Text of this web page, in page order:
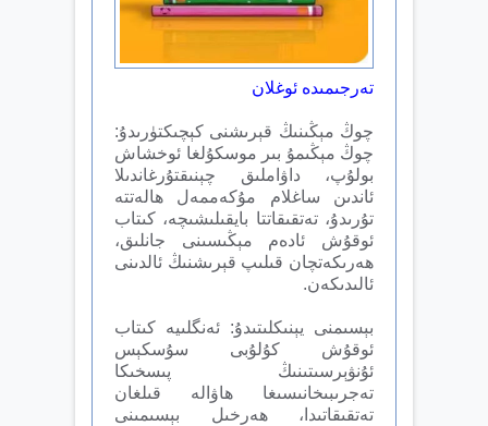
تەرجىمىدە ئوغلان
چوڭ مېڭىنىڭ قېرىشنى كېچىكتۈرىدۇ:
چوڭ مېڭىمۇ بىر موسكۇلغا ئوخشاش
بولۇپ، داۋاملىق چېنىقتۇرغاندىلا
ئاندىن ساغلام مۇكەممەل ھالەتتە
تۇرىدۇ، تەتقىقاتتا بايقىلىشىچە، كىتاب
ئوقۇش ئادەم مېڭىسىنى جانلىق،
ھەرىكەتچان قىلىپ قېرىشنىڭ ئالدىنى
ئالىدىكەن.
بېسىمنى يېنىكلىتىدۇ: ئەنگلىيە كىتاب
ئوقۇش كۇلۇبى سۇسكېس
ئۇنۋېرسىتىنىڭ پىسخىكا
تەجرىبىخانىسىغا ھاۋالە قىلغان
تەتقىقاتىدا، ھەرخىل بېسىمىنى